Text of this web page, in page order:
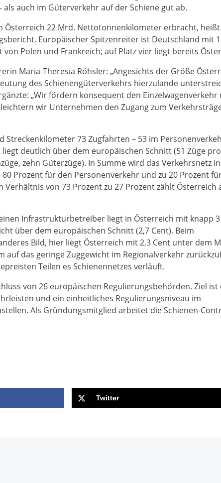
auch im Güterverkehr auf der Schiene gut ab.
Österreich 22 Mrd. Nettotonnenkilometer erbracht, heißt
Europäischer Spitzenreiter ist Deutschland mit
Polen und Frankreich; auf Platz vier liegt bereits
Maria-Theresia Röhsler: „Angesichts der Größe
des Schienengüterverkehrs hierzulande
„Wir fördern konsequent den Einzelwagenverkehr
wir Unternehmen den Zugang zum
Streckenkilometer 73 Zugfahrten – 53 im
deutlich über dem europäischen Schnitt (51 Züge pro
zehn Güterzüge). In Summe wird das Verkehrsnetz
Prozent für den Personenverkehr und zu 20 Prozent
von 73 Prozent zu 27 Prozent zählt Österreich
Infrastrukturbetreiber liegt in Österreich mit knapp
über dem europäischen Schnitt (2,7 Cent). Beim
Bild, hier liegt Österreich mit 2,3 Cent unter dem
auf das geringe Zuggewicht im Regionalverkehr
Teilen es Schienennetzes verläuft.
von 26 europäischen Regulierungsbehörden. Ziel ist
und ein einheitliches Regulierungsniveau im
Als Gründungsmitglied arbeitet die Schienen-
Twitter